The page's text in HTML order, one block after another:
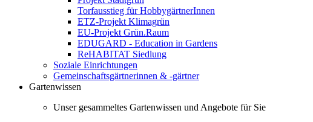
Torfausstieg für HobbygärtnerInnen
ETZ-Projekt Klimagrün
EU-Projekt Grün.Raum
EDUGARD - Education in Gardens
ReHABITAT Siedlung
Soziale Einrichtungen
Gemeinschaftsgärtnerinnen & -gärtner
Gartenwissen
Unser gesammeltes Gartenwissen und Angebote für Sie